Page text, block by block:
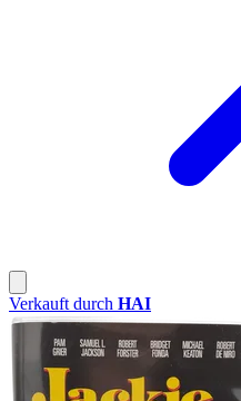
Verkauft durch HAI